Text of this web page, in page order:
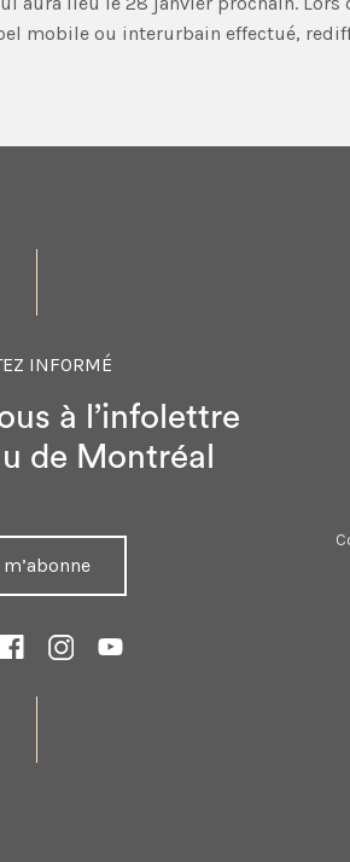
mobile ou interurbain effectué,
INFORMÉ
à l’infolettre
de Montréal
m’abonne